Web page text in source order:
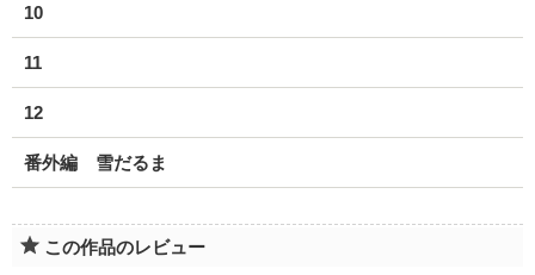
10
11
12
番外編 雪だるま
この作品のレビュー